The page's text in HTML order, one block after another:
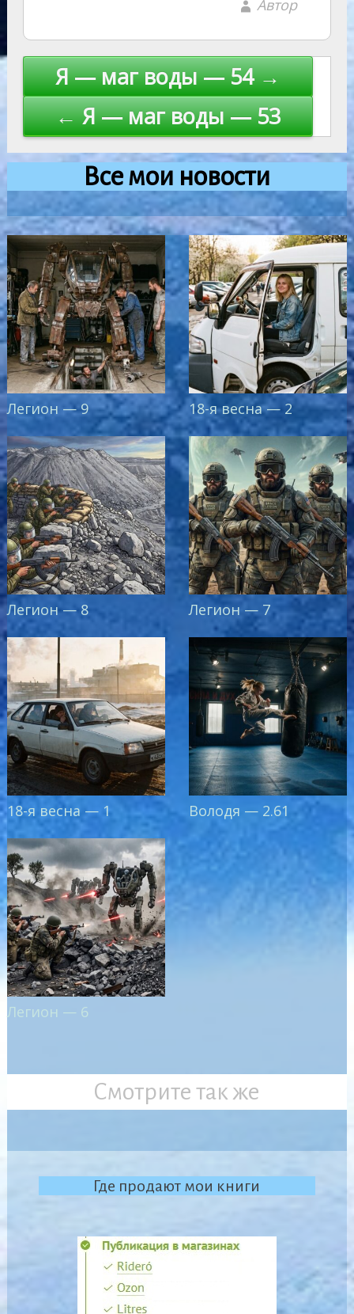
Автор
Навигация
по
записям
Я — маг воды — 54 →
← Я — маг воды — 53
Все мои новости
Легион — 9 18-я весна — 2
Легион — 8 Легион — 7
18-я весна — 1 Володя — 2.61
Легион — 6
Смотрите так же
Где продают мои книги